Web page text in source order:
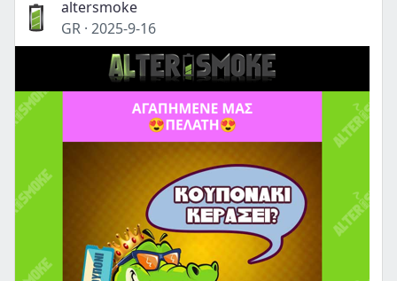
altersmoke
GR · 2025-9-16